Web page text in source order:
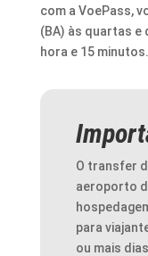
com a VoePass,
(BA) às quartas e
hora e 15 minutos.
O transfer
aeroporto
para
ou mais